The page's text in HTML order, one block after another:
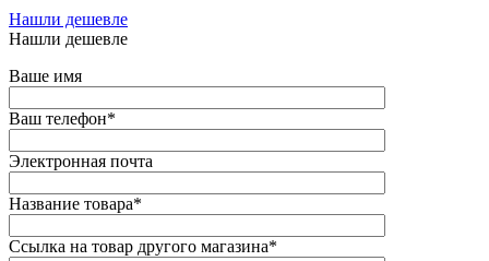
Нашли дешевле
Нашли дешевле
Ваше имя
Ваш телефон*
Электронная почта
Название товара*
Ссылка на товар другого магазина*